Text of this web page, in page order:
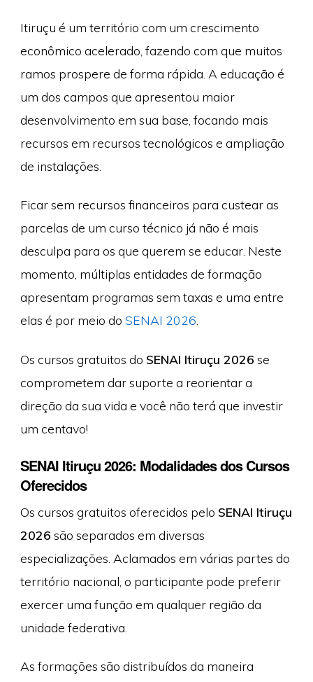
Itiruçu é um território com um crescimento
econômico acelerado, fazendo com que muitos
ramos prospere de forma rápida. A educação é
um dos campos que apresentou maior
desenvolvimento em sua base, focando mais
recursos em recursos tecnológicos e ampliação
de instalações.
Ficar sem recursos financeiros para custear as
parcelas de um curso técnico já não é mais
desculpa para os que querem se educar. Neste
momento, múltiplas entidades de formação
apresentam programas sem taxas e uma entre
elas é por meio do SENAI 2026
Os cursos gratuitos do SENAI Itiruçu 2026 se
comprometem dar suporte a reorientar a
direção da sua vida e você não terá que investir
um centavo!
SENAI Itiruçu 2026: Modalidades dos Cursos
Oferecidos
Os cursos gratuitos oferecidos pelo SENAI Itiruçu
2026 são separados em diversas
especializações. Aclamados em várias partes do
território nacional, o participante pode preferir
exercer uma função em qualquer região da
unidade federativa.
As formações são distribuídos da maneira